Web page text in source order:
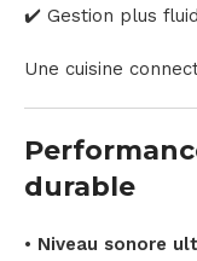
✔️ Gestion plus
Une cuisine
durable
• Niveau sonore